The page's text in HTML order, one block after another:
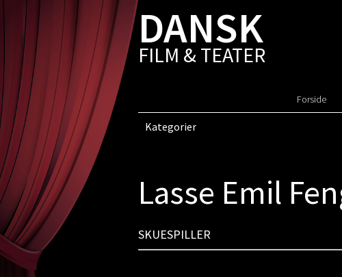
DANSK
FILM & TEATER
Forside
Kategorier
Lasse Emil
SKUESPILLER